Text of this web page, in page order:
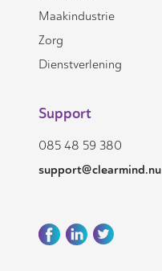
Maakindustrie
Zorg
Dienstverlening
Support
085 48 59 380
support@clearmind.nu